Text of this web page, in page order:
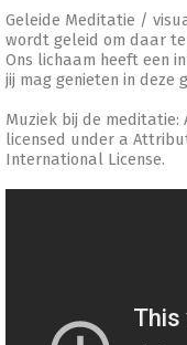
Geleide Meditatie /
wordt geleid om daar te
Ons lichaam heeft een
jij mag genieten in deze
Muziek bij de meditatie:
licensed under a
International License.